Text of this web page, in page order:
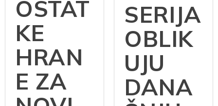
OSTAT
KE
HRAN
E ZA
SERIJA
OBLIK
UJU
DANA